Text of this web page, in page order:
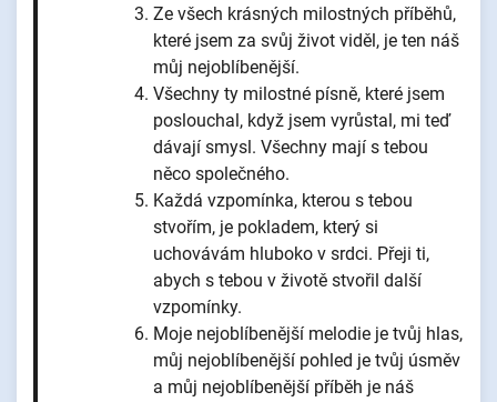
Ze všech krásných milostných příběhů,
které jsem za svůj život viděl, je ten náš
můj nejoblíbenější.
Všechny ty milostné písně, které jsem
poslouchal, když jsem vyrůstal, mi teď
dávají smysl. Všechny mají s tebou
něco společného.
Každá vzpomínka, kterou s tebou
stvořím, je pokladem, který si
uchovávám hluboko v srdci. Přeji ti,
abych s tebou v životě stvořil další
vzpomínky.
Moje nejoblíbenější melodie je tvůj hlas,
můj nejoblíbenější pohled je tvůj úsměv
a můj nejoblíbenější příběh je náš